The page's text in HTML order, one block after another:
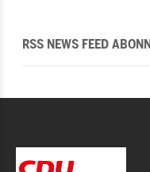
RSS NEWS FEED